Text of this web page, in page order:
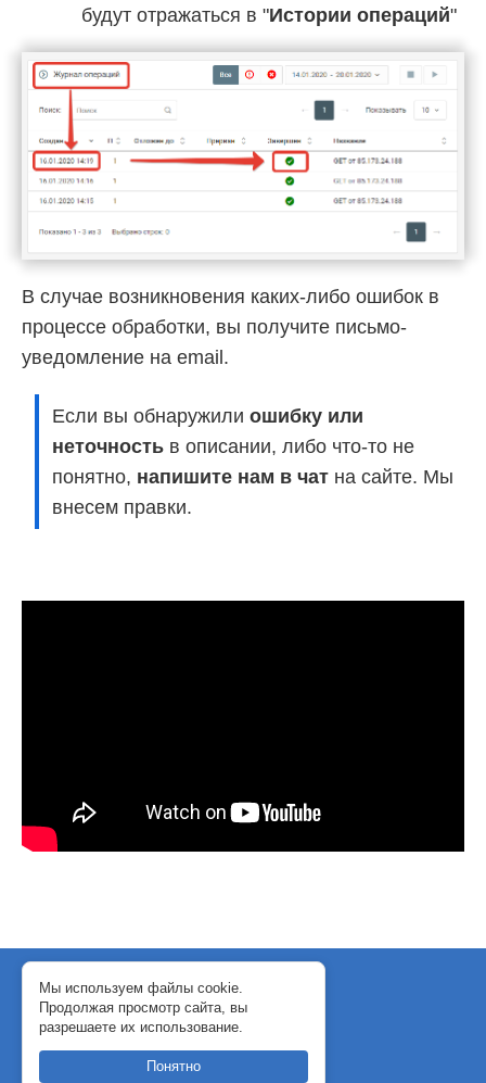
будут отражаться в "Истории операций"
В случае возникновения каких-либо ошибок в
процессе обработки, вы получите письмо-
уведомление на email.
Если вы обнаружили ошибку или
неточность в описании, либо что-то не
понятно, напишите нам в чат на сайте. Мы
внесем правки.
© 2018-2024 WebJack
Политика конфиденциальности
Договор-оферта
Мы используем файлы cookie.
Продолжая просмотр сайта, вы
разрешаете их использование.
Понятно